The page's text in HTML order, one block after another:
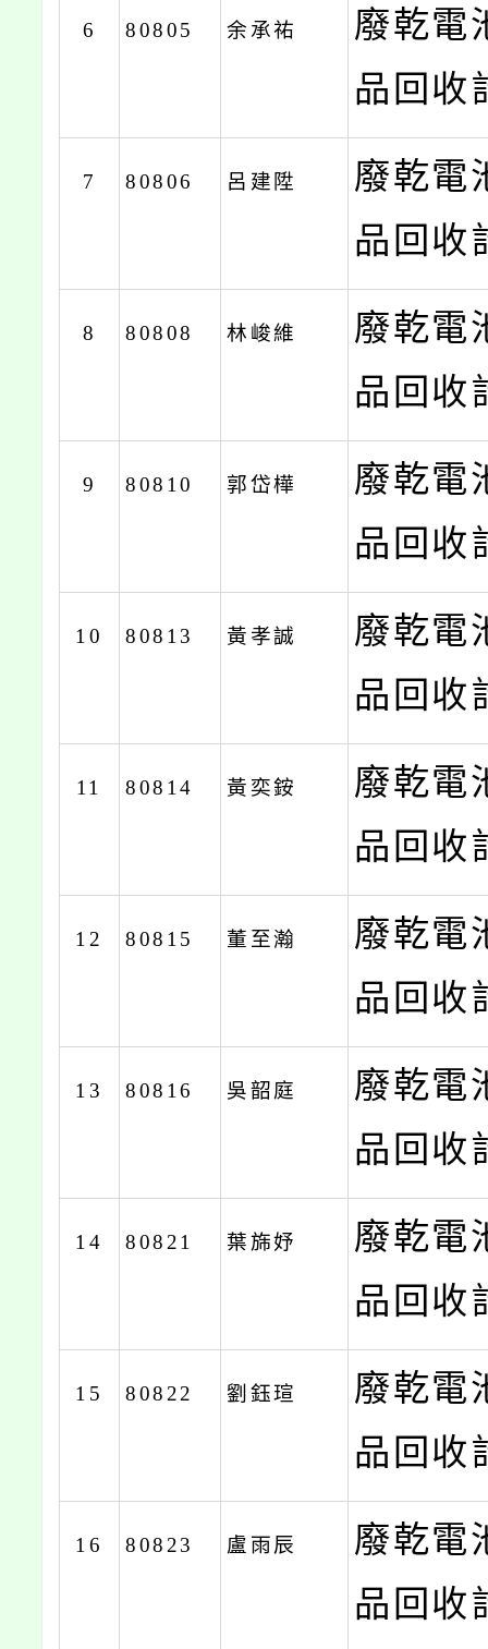
6 80805 余承祐
廢乾電
品回收
7 80806 呂建陞
廢乾電
品回收
8 80808 林峻維
廢乾電
品回收
9 80810 郭岱樺
廢乾電
品回收
10 80813 黃孝誠
廢乾電
品回收
11 80814 黃奕銨
廢乾電
品回收
12 80815 董至瀚
廢乾電
品回收
13 80816 吳韶庭
廢乾電
品回收
14 80821 葉旆妤
廢乾電
品回收
15 80822 劉鈺瑄
廢乾電
品回收
16 80823 盧雨辰
廢乾電
品回收